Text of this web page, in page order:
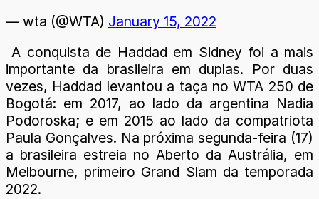
— wta (@WTA) January 15, 2022
A conquista de Haddad em Sidney foi a mais
importante da brasileira em duplas. Por duas
vezes, Haddad levantou a taça no WTA 250 de
Bogotá: em 2017, ao lado da argentina Nadia
Podoroska; e em 2015 ao lado da compatriota
Paula Gonçalves. Na próxima segunda-feira (17)
a brasileira estreia no Aberto da Austrália, em
Melbourne, primeiro Grand Slam da temporada
2022.